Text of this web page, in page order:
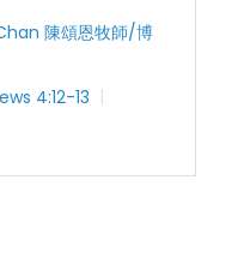
陳頌恩牧師/博
4:12-13